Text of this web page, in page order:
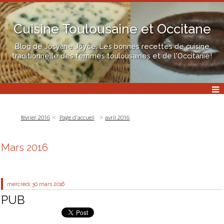
Cuisine Toulousaine et Occitane
Blog de Josyane Joyce: Les bonnes recettes de cuisine
traditionnelle des femmes toulousaines et de l'Occitanie!
février 2016 Page d'accueil avril 2016
Mars 2016
mercredi 30 mars 2016
PUB